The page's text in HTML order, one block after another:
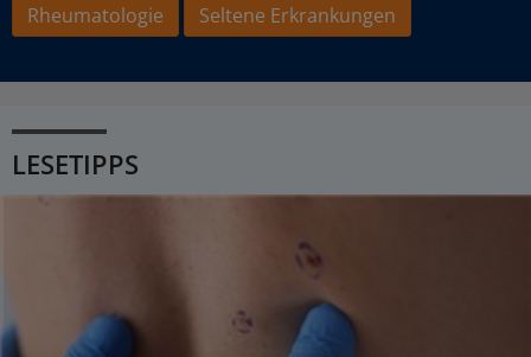
Rheumatologie
Seltene Erkrankungen
LESETIPPS